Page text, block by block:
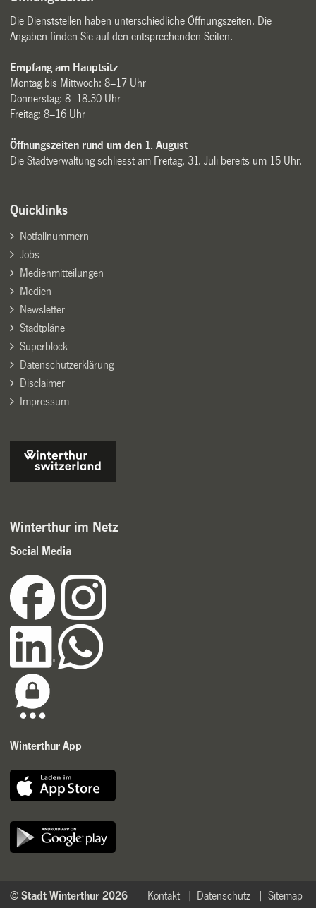
Die Dienststellen haben unterschiedliche Öffnungszeiten. Die
Angaben finden Sie auf den entsprechenden Seiten.
Empfang am Hauptsitz
Montag bis Mittwoch: 8–17 Uhr
Donnerstag: 8–18.30 Uhr
Freitag: 8–16 Uhr
Öffnungszeiten rund um den 1. August
Die Stadtverwaltung schliesst am Freitag, 31. Juli bereits um 15 Uhr.
Quicklinks
Notfallnummern
Jobs
Medienmitteilungen
Medien
Newsletter
Stadtpläne
Superblock
Datenschutzerklärung
Disclaimer
Impressum
Winterthur im Netz
Social Media
Winterthur App
Sitemap
Datenschutz
Kontakt
© Stadt Winterthur 2026